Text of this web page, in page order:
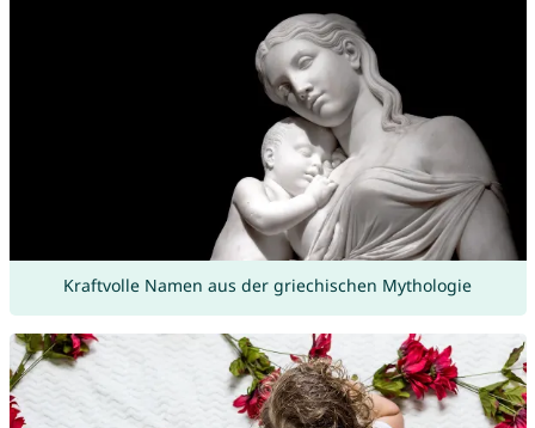
Kraftvolle Namen aus der griechischen Mythologie